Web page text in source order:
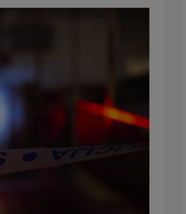
b
o
k